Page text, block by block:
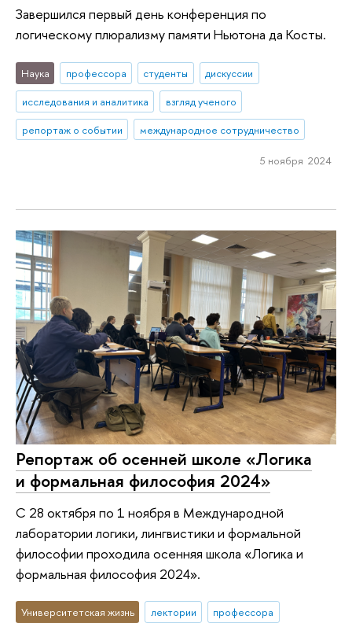
Завершился первый день конференция по
логическому плюрализму памяти Ньютона да Косты.
Наука профессора студенты
дискуссии
исследования и аналитика
взгляд ученого
репортаж о событии
международное сотрудничество
5 ноября 2024
Репортаж об осенней школе «Логика
и формальная философия 2024»
С 28 октября по 1 ноября в Международной
лаборатории логики, лингвистики и формальной
философии проходила осенняя школа «Логика и
формальная философия 2024».
Университетская жизнь лектории профессора